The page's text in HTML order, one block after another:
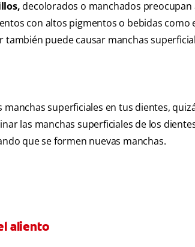
decolorados o manchados preocupan
con altos pigmentos o bebidas como
también puede causar manchas
manchas superficiales en tus dientes,
las manchas superficiales de los
que se formen nuevas manchas.
aliento